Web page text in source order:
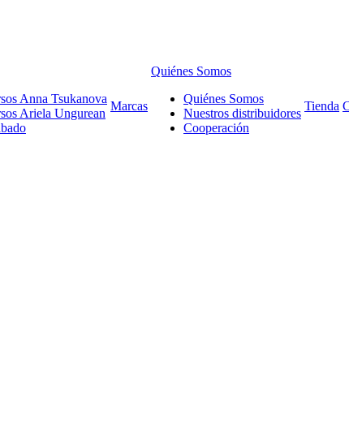
Anna Tsukanova
Ariela Ungurean
Marcas
Quiénes Somos
Quiénes Somos
Nuestros distribuidores
Cooperación
Tienda